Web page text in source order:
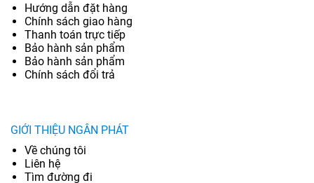
Hướng dẫn đặt hàng
Chính sách giao hàng
Thanh toán trực tiếp
Bảo hành sản phẩm
Bảo hành sản phẩm
Chính sách đổi trả
GIỚI THIỆU NGÂN PHÁT
Về chúng tôi
Liên hệ
Tìm đường đi